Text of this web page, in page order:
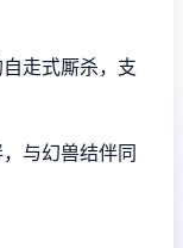
走式厮杀，支
与幻兽结伴同